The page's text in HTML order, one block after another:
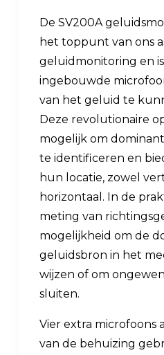
De SV200A
het toppunt van ons
geluidmonitoring en
ingebouwde
van het geluid te
Deze revolutionaire
mogelijk om
te identificeren en
hun locatie, zowel
horizontaal. In de
meting van
mogelijkheid om de
geluidsbron in het
wijzen of om
sluiten.
Vier extra microfoons
van de behuizing